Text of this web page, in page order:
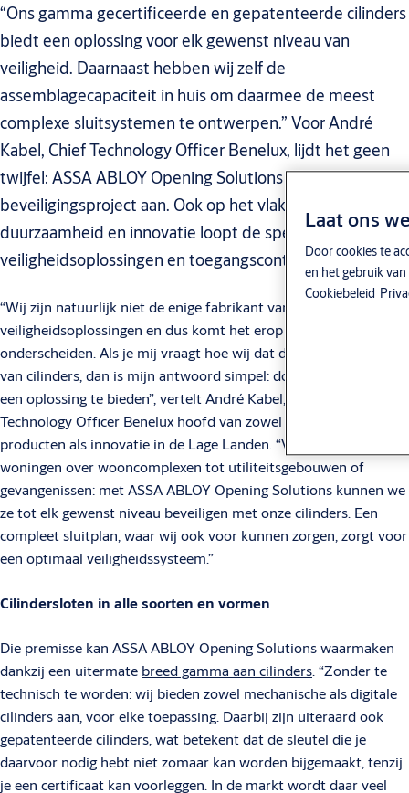
“Ons gamma gecertificeerde en gepatenteerde cilinders
biedt een oplossing voor elk gewenst niveau van
veiligheid. Daarnaast hebben wij zelf de
assemblagecapaciteit in huis om daarmee de meest
complexe sluitsystemen te ontwerpen.” Voor André
Kabel, Chief Technology Officer Benelux, lijdt het geen
twijfel: ASSA ABLOY Opening Solutions kan elk
beveiligingsproject aan. Ook op het vlak van
duurzaamheid en innovatie loopt de specialist in
veiligheidsoplossingen en toegangscontrole voorop.
“Wij zijn natuurlijk niet de enige fabrikant van
veiligheidsoplossingen en dus komt het erop aan ons te
onderscheiden. Als je mij vraagt hoe wij dat doen in de markt
van cilinders, dan is mijn antwoord simpel: door voor elke vraag
een oplossing te bieden”, vertelt André Kabel, als Chief
Technology Officer Benelux hoofd van zowel de afdeling
producten als innovatie in de Lage Landen. “Van individuele
woningen over wooncomplexen tot utiliteitsgebouwen of
gevangenissen: met ASSA ABLOY Opening Solutions kunnen we
ze tot elk gewenst niveau beveiligen met onze cilinders. Een
compleet sluitplan, waar wij ook voor kunnen zorgen, zorgt voor
een optimaal veiligheidssysteem.”
Cilindersloten in alle soorten en vormen
Die premisse kan ASSA ABLOY Opening Solutions waarmaken
dankzij een uitermate breed gamma aan cilinders. “Zonder te
technisch te worden: wij bieden zowel mechanische als digitale
cilinders aan, voor elke toepassing. Daarbij zijn uiteraard ook
gepatenteerde cilinders, wat betekent dat de sleutel die je
daarvoor nodig hebt niet zomaar kan worden bijgemaakt, tenzij
je een certificaat kan voorleggen. In de markt wordt daar veel
Laat ons
Door cookies te
en het gebruik
Cookiebeleid